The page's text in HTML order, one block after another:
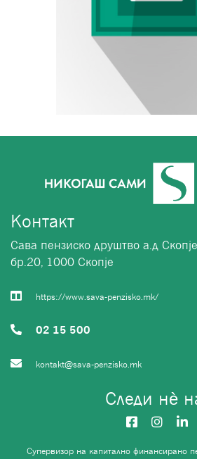
Следи нѐ
Контакт
Сава пензиско друштво а.д
бр.20, 1000 Скопје
https://www.sava-penzisko.mk/
02 15 500
kontakt@sava-penzisko.mk
Супервизор на капитално финансирано